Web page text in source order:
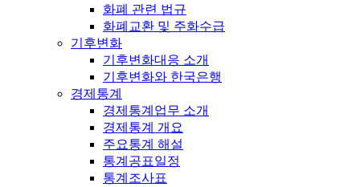
화폐 관련 법규
화폐교환 및 주화수급
기후변화
기후변화대응 소개
기후변화와 한국은행
경제통계
경제통계업무 소개
경제통계 개요
주요통계 해설
통계공표일정
통계조사표